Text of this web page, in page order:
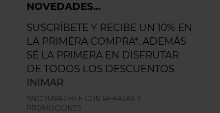
NOVEDADES...
SUSCRÍBETE Y RECIBE UN 10% EN
LA PRIMERA COMPRA*. ADEMÁS
SÉ LA PRIMERA EN DISFRUTAR
DE TODOS LOS DESCUENTOS
INIMAR
*INCOMPATIBLE CON REBAJAS Y
PROMOCIONES